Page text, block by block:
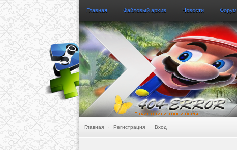
Главная Файловый архив Новости Форум
Главная · Регистрация · Вход